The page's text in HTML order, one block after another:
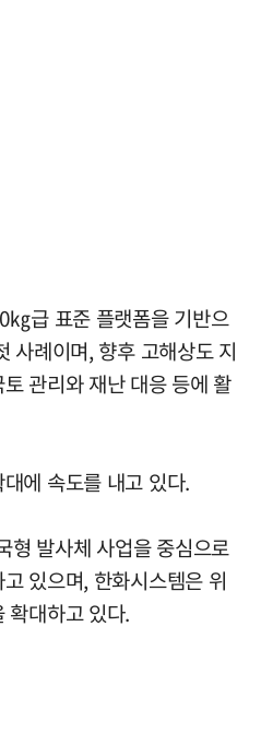
급 표준 플랫폼을 기반으
사례이며, 향후 고해상도 지
관리와 재난 대응 등에 활
에 속도를 내고 있다.
형 발사체 사업을 중심으로
있으며, 한화시스템은 위
확대하고 있다.